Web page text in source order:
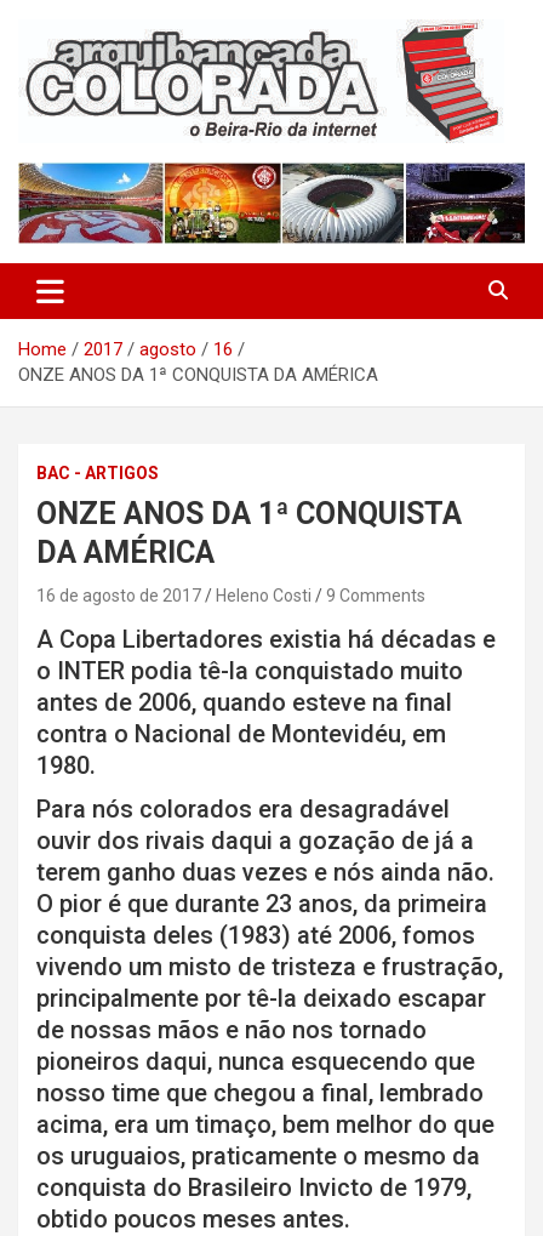
content
Arquibancada Colorada
Home 2017 agosto
16
ONZE ANOS DA 1ª CONQUISTA DA AMÉRICA
BAC - ARTIGOS
ONZE ANOS DA 1ª CONQUISTA
DA AMÉRICA
16 de agosto de 2017 Heleno Costi 9 Comments
A Copa Libertadores existia há décadas e
o INTER podia tê-la conquistado muito
antes de 2006, quando esteve na final
contra o Nacional de Montevidéu, em
1980.
Para nós colorados era desagradável
ouvir dos rivais daqui a gozação de já a
terem ganho duas vezes e nós ainda não.
O pior é que durante 23 anos, da primeira
conquista deles (1983) até 2006, fomos
vivendo um misto de tristeza e frustração,
principalmente por tê-la deixado escapar
de nossas mãos e não nos tornado
pioneiros daqui, nunca esquecendo que
nosso time que chegou a final, lembrado
acima, era um timaço, bem melhor do que
os uruguaios, praticamente o mesmo da
conquista do Brasileiro Invicto de 1979,
obtido poucos meses antes.